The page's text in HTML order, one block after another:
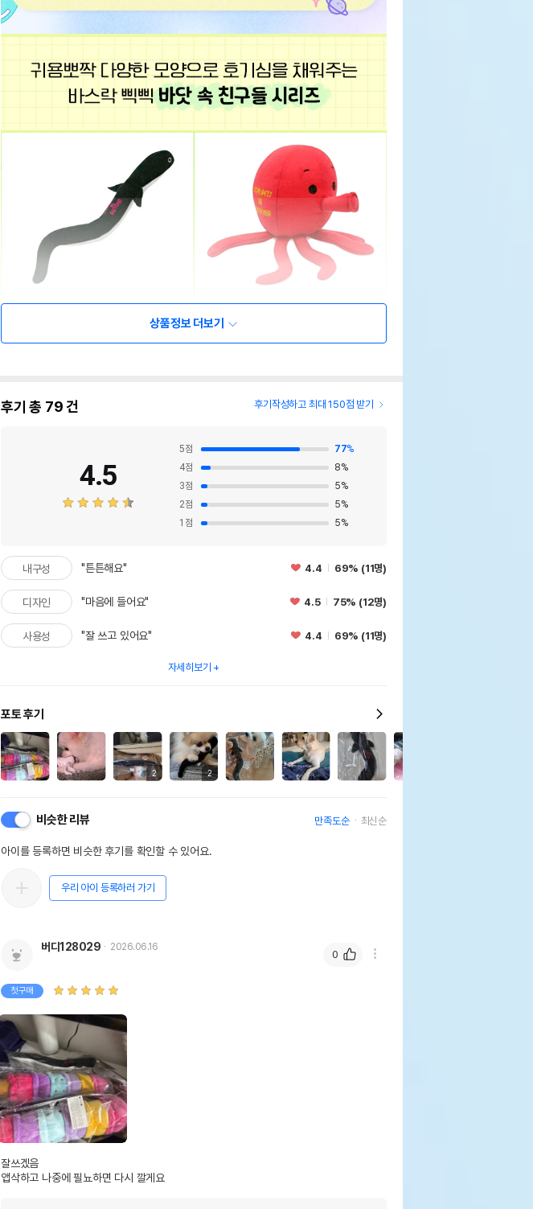
상품정보 더보기
후기 총 79건 후기작성하고 최대 150점 받기
4.5
5점 77%
4점 8%
3점 5%
2점 5%
1 점 5%
내구성 "튼튼해요" 4.4 69% (11명)
디자인 "마음에 들어요" 4.5 75% (12명)
사용성 "잘 쓰고 있어요" 4.4 69% (11명)
자세히보기
포토 후기
2 2
비슷한 리뷰 만족도순 최신순
아이를 등록하면 비슷한 후기를 확인할 수 있어요.
우리 아이 등록하러 가기
버디128029 2026.06.16
첫구매
잘쓰겠음
앱삭하고 나중에 필뇨하면 다시 깔게요
0